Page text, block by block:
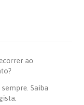
ao
Saiba